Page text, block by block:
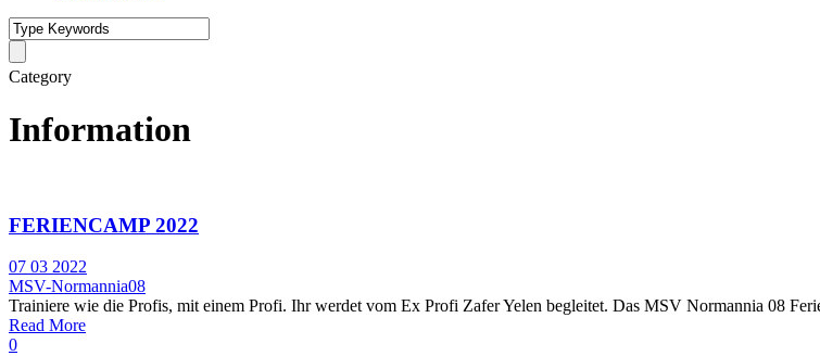
Category
Information
FERIENCAMP 2022
07 03 2022
MSV-Normannia08
Trainiere wie die Profis, mit einem Profi. Ihr werdet vom Ex Profi Zafer Yelen begleitet. Das MSV Normannia 08
Read More
0